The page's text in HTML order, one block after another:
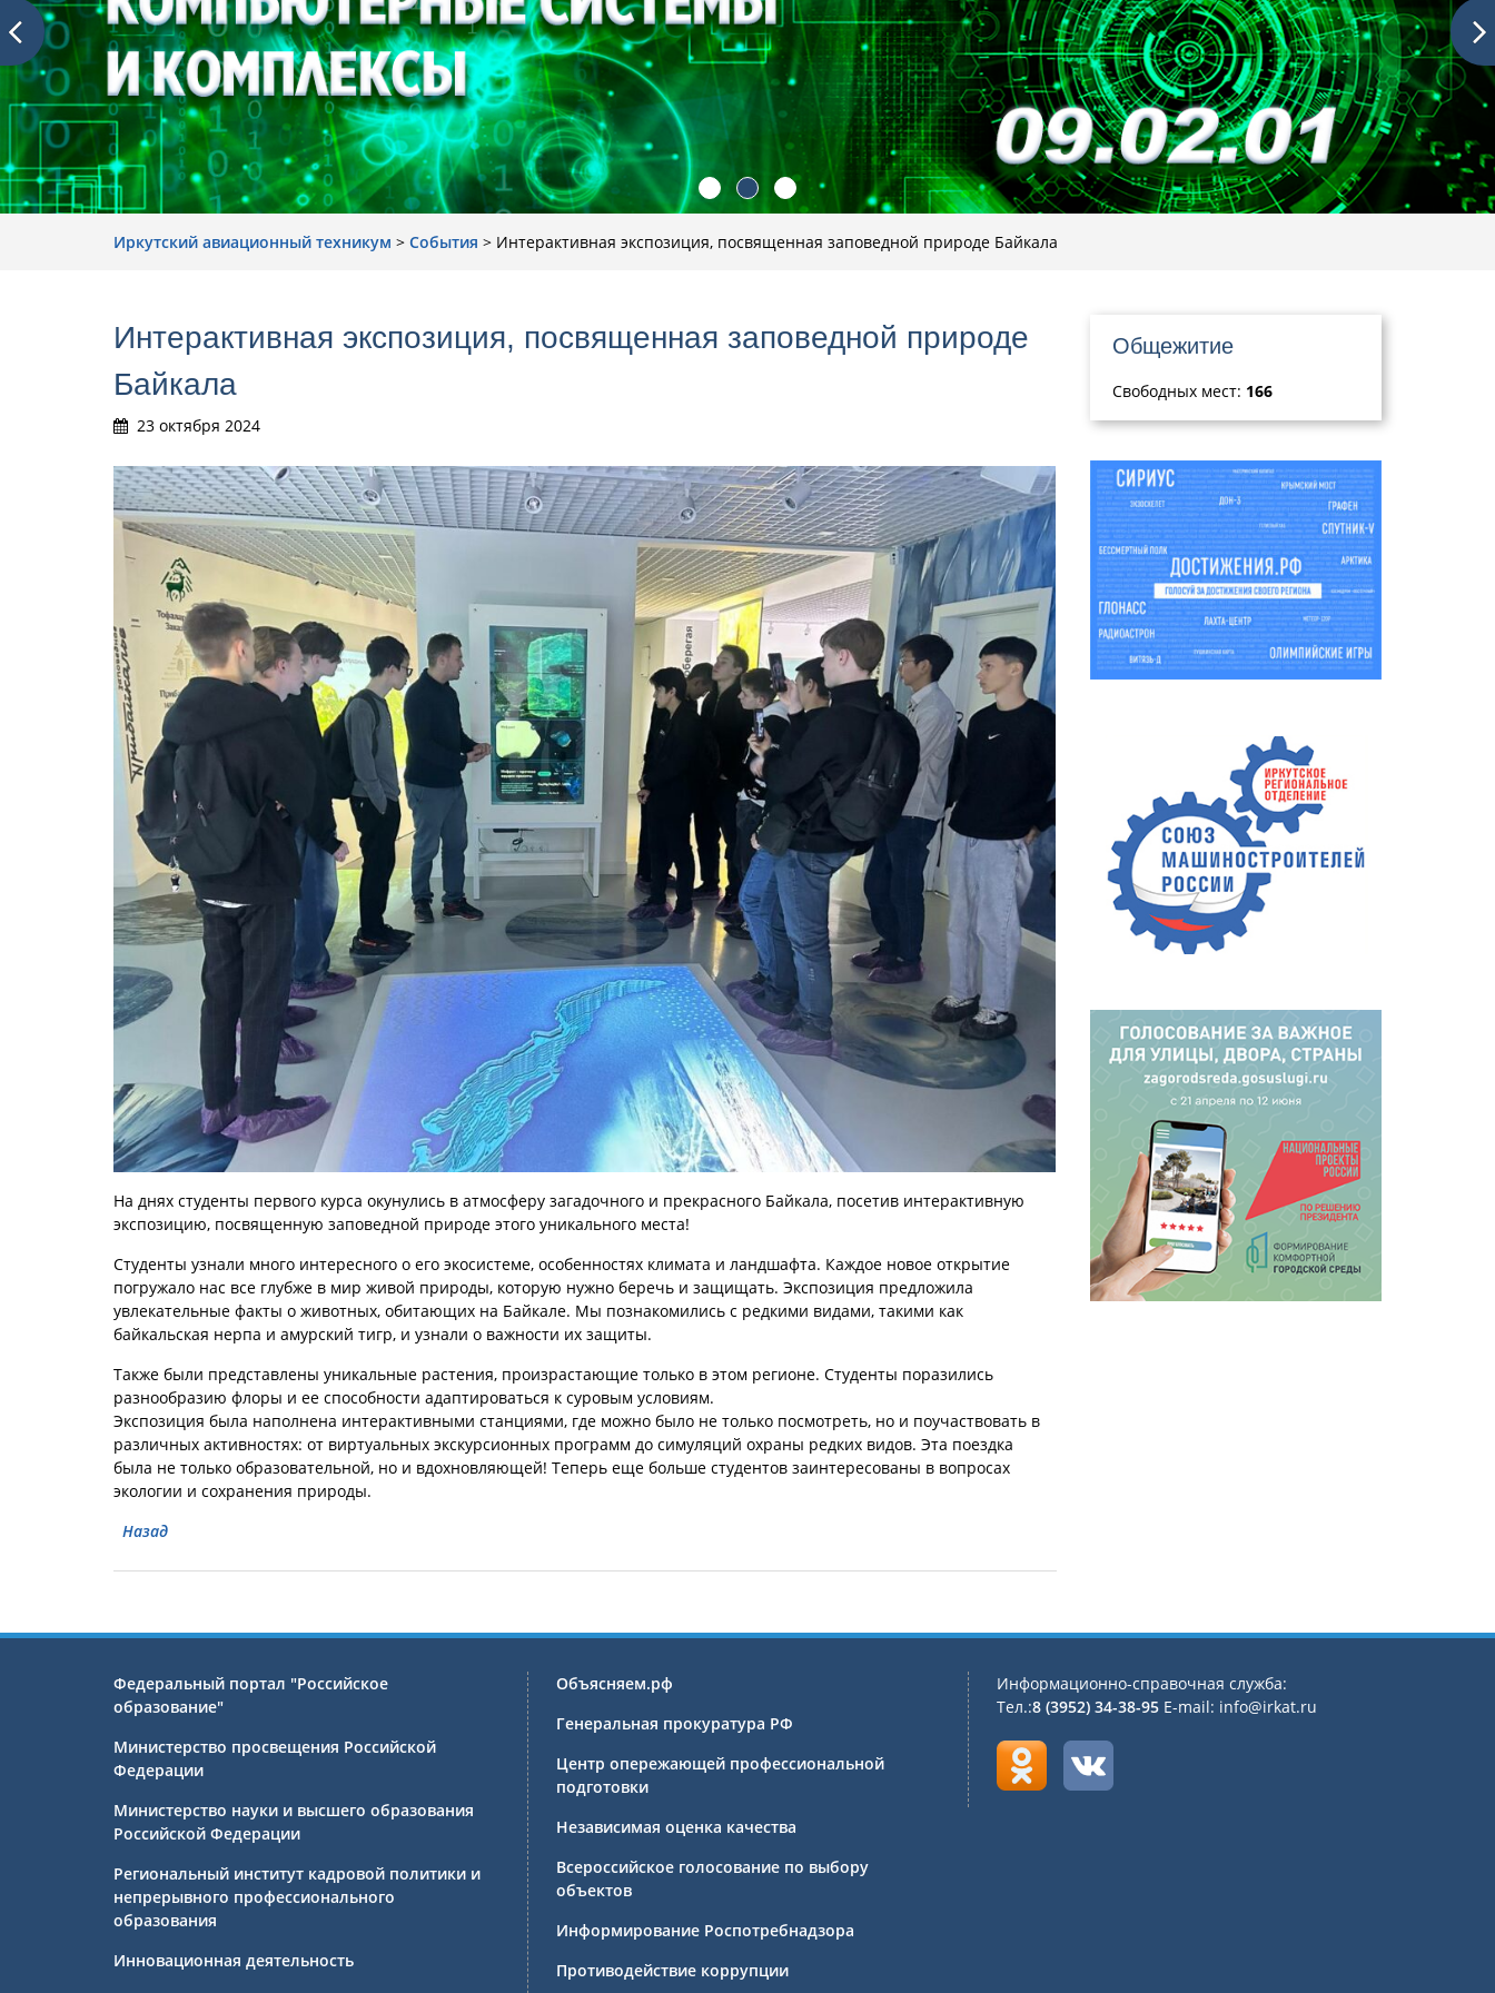
Иркутский авиационный техникум > События > Интерактивная экспозиция, посвященная заповедной природе Байкала
Интерактивная экспозиция, посвященная заповедной природе
Байкала
23 октября 2024
На днях студенты первого курса окунулись в атмосферу загадочного и прекрасного Байкала, посетив интерактивную
экспозицию, посвященную заповедной природе этого уникального места!
Студенты узнали много интересного о его экосистеме, особенностях климата и ландшафта. Каждое новое открытие
погружало нас все глубже в мир живой природы, которую нужно беречь и защищать. Экспозиция предложила
увлекательные факты о животных, обитающих на Байкале. Мы познакомились с редкими видами, такими как
байкальская нерпа и амурский тигр, и узнали о важности их защиты.
Также были представлены уникальные растения, произрастающие только в этом регионе. Студенты поразились
разнообразию флоры и ее способности адаптироваться к суровым условиям.
Экспозиция была наполнена интерактивными станциями, где можно было не только посмотреть, но и поучаствовать в
различных активностях: от виртуальных экскурсионных программ до симуляций охраны редких видов. Эта поездка
была не только образовательной, но и вдохновляющей! Теперь еще больше студентов заинтересованы в вопросах
экологии и сохранения природы.
Назад
Общежитие
Свободных мест: 166
Федеральный портал "Российское
образование"
Министерство просвещения Российской
Федерации
Министерство науки и высшего образования
Российской Федерации
Региональный институт кадровой политики и
непрерывного профессионального
образования
Инновационная деятельность
Объясняем.рф
Генеральная прокуратура РФ
Центр опережающей профессиональной
подготовки
Независимая оценка качества
Всероссийское голосование по выбору
объектов
Информирование Роспотребнадзора
Противодействие коррупции
Информационно-справочная служба:
Тел.:8 (3952) 34-38-95 E-mail: info@irkat.ru